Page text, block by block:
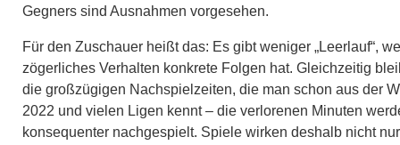
Gegners sind Ausnahmen vorgesehen.
Für den Zuschauer heißt das: Es gibt weniger „Leerlauf“,
zögerliches Verhalten konkrete Folgen hat. Gleichzeitig
die großzügigen Nachspielzeiten, die man schon aus der
2022 und vielen Ligen kennt – die verlorenen Minuten
konsequenter nachgespielt. Spiele wirken deshalb nicht nur